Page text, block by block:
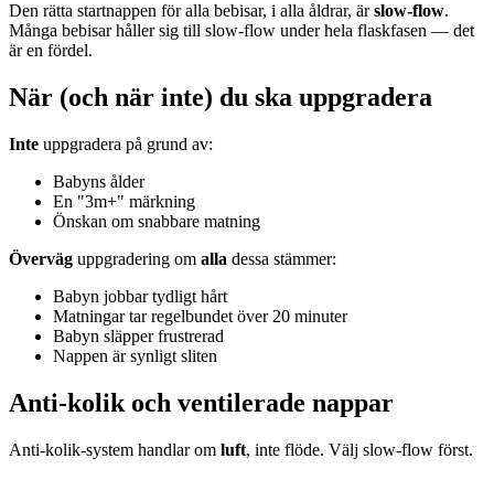
Den rätta startnappen för alla bebisar, i alla åldrar, ärslow-flow.
Många bebisar håller sig till slow-flow under hela flaskfasen — det
är en fördel.
När (och när inte) du ska uppgradera
Inte uppgradera på grund av:
Babyns ålder
En "3m+" märkning
Önskan om snabbare matning
Överväg uppgradering om alla dessa stämmer:
Babyn jobbar tydligt hårt
Matningar tar regelbundet över 20 minuter
Babyn släpper frustrerad
Nappen är synligt sliten
Anti-kolik och ventilerade nappar
Anti-kolik-system handlar om luft, inte flöde. Välj slow-flow först.